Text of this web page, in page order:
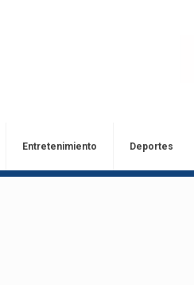
Entretenimiento Deportes